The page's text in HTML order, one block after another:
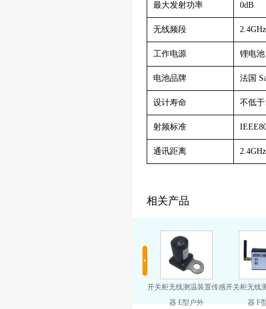
最大发射功率 0dB
无线频段
工作电源 锂电池
电池品牌 法国
设计寿命 不低于
射频标准
通讯距离
相关产品
开关柜无线测温装置传感开关柜无线测温装置传感
器 I型无源
开关柜无线
器 J